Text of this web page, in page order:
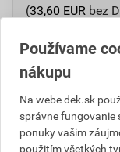
(33,60 EUR bez
Číslo položky:
Popis
Používame
nákupu
Na webe dek.sk
správne fungovanie
ponuky vašim
použitím všetkých